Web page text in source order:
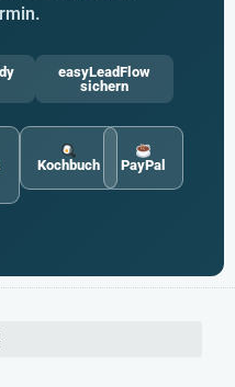
easyLeadFlow
sichern
Kochbuch PayPal